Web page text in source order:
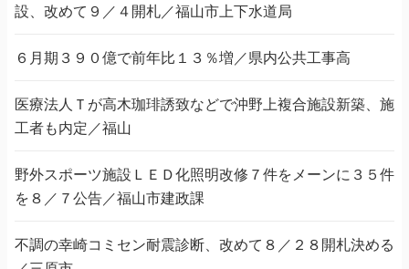
設、改めて９／４開札／福山市上下水道局
６月期３９０億で前年比１３％増／県内公共工事高
医療法人Ｔが高木珈琲誘致などで沖野上複合施設新築、施
工者も内定／福山
野外スポーツ施設ＬＥＤ化照明改修７件をメーンに３５件
を８／７公告／福山市建政課
不調の幸崎コミセン耐震診断、改めて８／２８開札決める